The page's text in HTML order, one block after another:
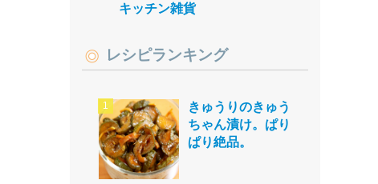
キッチン雑貨
レシピランキング
きゅうりのきゅう
ちゃん漬け。ぱり
ぱり絶品。